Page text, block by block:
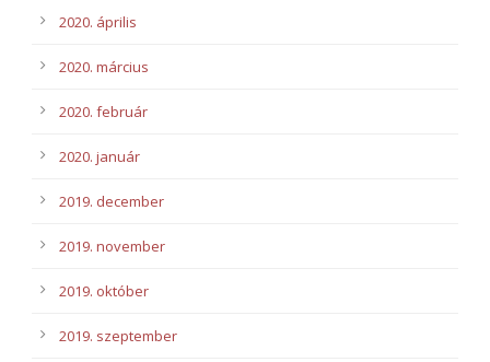
2020. április
2020. március
2020. február
2020. január
2019. december
2019. november
2019. október
2019. szeptember